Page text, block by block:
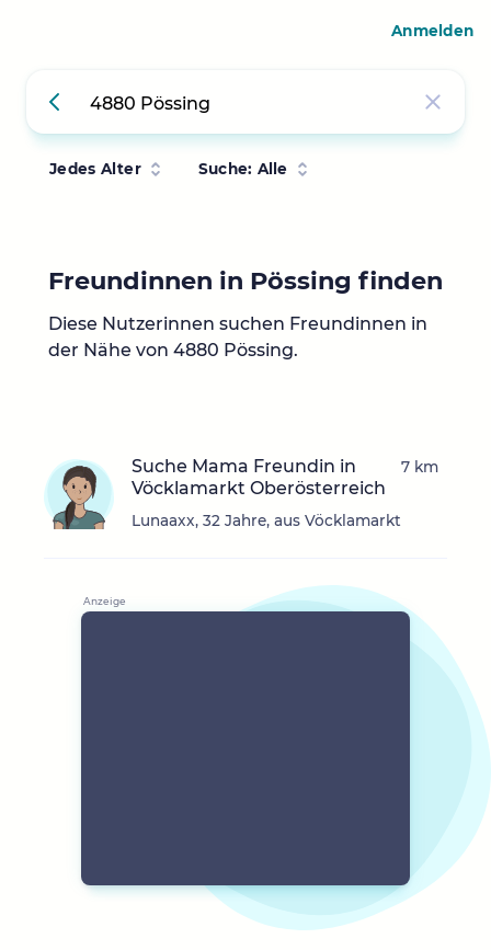
Jedes Alter Suche: Alle
Freundinnen in Pössing finden
Diese Nutzerinnen suchen Freundinnen in
der Nähe von 4880 Pössing.
Suche Mama Freundin in
Vöcklamarkt Oberösterreich
Lunaaxx, 32 Jahre, aus Vöcklamarkt
7 km
Anmelden